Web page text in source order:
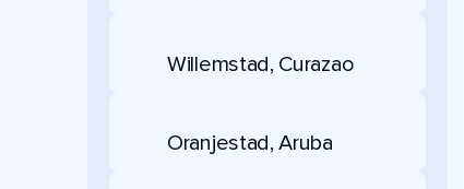
Willemstad, Curazao
Oranjestad, Aruba